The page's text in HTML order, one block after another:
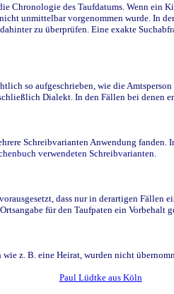
Chronologie des Taufdatums. Wenn
unmittelbar vorgenommen wurde. In
zu überprüfen. Eine exakte
so aufgeschrieben, wie die
Dialekt. In den Fällen bei denen
Schreibvarianten Anwendung
verwendeten Schreibvarianten.
dass nur in derartigen
für den Taufpaten ein Vorbehalt
z. B. eine Heirat, wurden nicht
Paul Lüdtke aus Köln